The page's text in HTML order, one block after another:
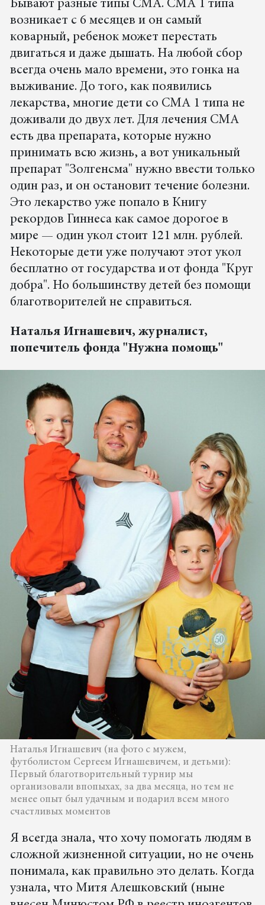
Бывают разные типы СМА. СМА 1 типа
возникает с 6 месяцев и он самый
коварный, ребенок может перестать
двигаться и даже дышать. На любой сбор
всегда очень мало времени, это гонка на
выживание. До того, как появились
лекарства, многие дети со СМА 1 типа не
доживали до двух лет. Для лечения СМА
есть два препарата, которые нужно
принимать всю жизнь, а вот уникальный
препарат "Золгенсма" нужно ввести только
один раз, и он остановит течение болезни.
Это лекарство уже попало в Книгу
рекордов Гиннеса как самое дорогое в
мире — один укол стоит 121 млн. рублей.
Некоторые дети уже получают этот укол
бесплатно от государства и от фонда "Круг
добра". Но большинству детей без помощи
благотворителей не справиться.
Наталья Игнашевич, журналист,
попечитель фонда "Нужна помощь"
Наталья Игнашевич (на фото с мужем,
футболистом Сергеем Игнашевичем, и детьми):
Первый благотворительный турнир мы
организовали впопыхах, за два месяца, но тем не
менее опыт был удачным и подарил всем много
счастливых моментов
Я всегда знала, что хочу помогать людям в
сложной жизненной ситуации, но не очень
понимала, как правильно это делать. Когда
узнала, что Митя Алешковский (ныне